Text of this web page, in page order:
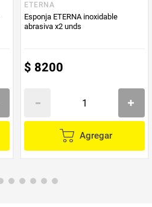
ETERNA
Esponja ETERNA inoxidable
abrasiva x2 unds
$ 8200
Agregar